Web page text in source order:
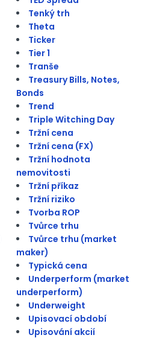
Tenký trh
Theta
Ticker
Tier 1
Tranše
Treasury Bills, Notes,
Bonds
Trend
Triple Witching Day
Tržní cena
Tržní cena (FX)
Tržní hodnota
nemovitosti
Tržní příkaz
Tržní riziko
Tvorba ROP
Tvůrce trhu
Tvůrce trhu (market
maker)
Typická cena
Underperform (market
underperform)
Underweight
Upisovací období
Upisování akcií